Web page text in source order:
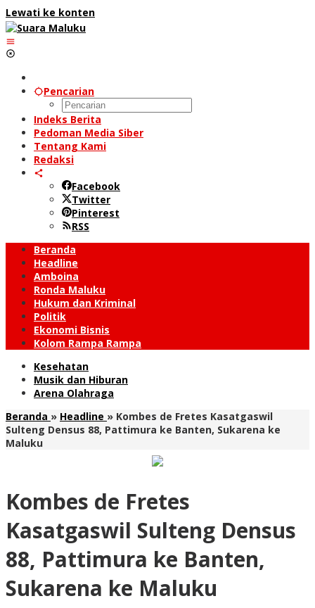
Lewati ke konten
Pencarian
Indeks Berita
Pedoman Media Siber
Tentang Kami
Redaksi
Facebook
Twitter
Pinterest
RSS
Beranda
Headline
Amboina
Ronda Maluku
Hukum dan Kriminal
Politik
Ekonomi Bisnis
Kolom Rampa Rampa
Kesehatan
Musik dan Hiburan
Arena Olahraga
Beranda » Headline » Kombes de Fretes Kasatgaswil
Sulteng Densus 88, Pattimura ke Banten, Sukarena ke
Maluku
Kombes de Fretes
Kasatgaswil Sulteng Densus
88, Pattimura ke Banten,
Sukarena ke Maluku